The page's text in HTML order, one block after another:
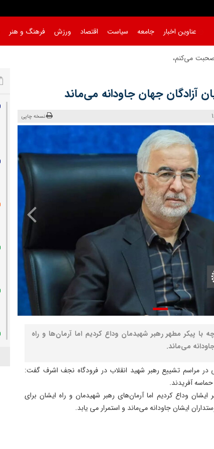
عناوین اخبار جامعه سیاست اقتصاد ورزش فرهنگ و هنر
می‌کنم، منظورم م
آزادگان جهان جاودانه می‌ماند
نسخه چاپی
با پیکر مطهر رهبر شهیدمان وداع کردیم اما آرمان‌ها و راه
می‌ماند.
در مراسم تشییع رهبر شهید انقلاب در فرودگاه نجف اشرف گفت:
آفریدند.
ایشان وداع کردیم اما آرمان‌های رهبر شهیدمان و راه ایشان برای
ایشان جاودانه می‌ماند و استمرار می یابد.